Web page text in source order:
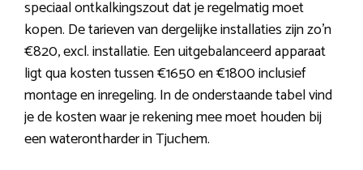
speciaal ontkalkingszout dat je regelmatig moet
kopen. De tarieven van dergelijke installaties zijn zo’n
€820, excl. installatie. Een uitgebalanceerd apparaat
ligt qua kosten tussen €1650 en €1800 inclusief
montage en inregeling. In de onderstaande tabel vind
je de kosten waar je rekening mee moet houden bij
een waterontharder in Tjuchem.